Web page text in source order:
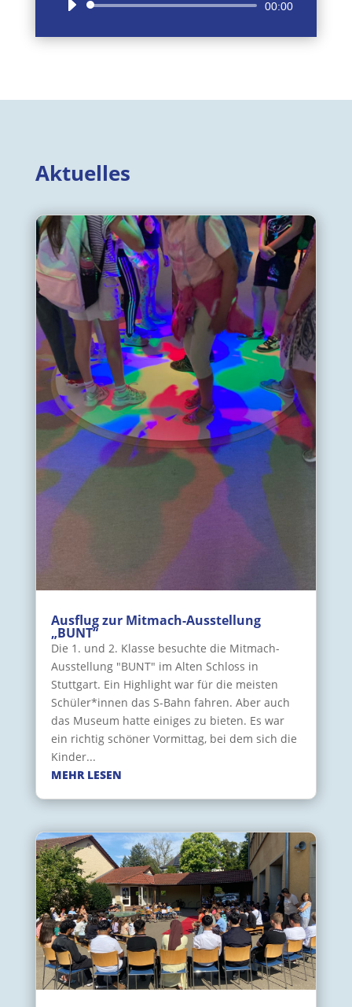
Audio-
00:00
Aktuelles
Ausflug zur Mitmach-Ausstellung
„BUNT“
Die 1. und 2. Klasse besuchte die Mitmach-
Ausstellung "BUNT" im Alten Schloss in
Stuttgart. Ein Highlight war für die meisten
Schüler*innen das S-Bahn fahren. Aber auch
das Museum hatte einiges zu bieten. Es war
ein richtig schöner Vormittag, bei dem sich die
Kinder...
MEHR LESEN